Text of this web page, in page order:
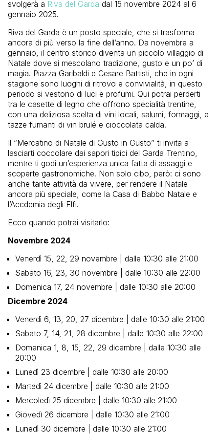
svolgerà a Riva del Garda dal 15 novembre 2024 al 6
gennaio 2025.
Riva del Garda è un posto speciale, che si trasforma
ancora di più verso la fine dell’anno. Da novembre a
gennaio, il centro storico diventa un piccolo villaggio di
Natale dove si mescolano tradizione, gusto e un po’ di
magia. Piazza Garibaldi e Cesare Battisti, che in ogni
stagione sono luoghi di ritrovo e convivialità, in questo
periodo si vestono di luci e profumi. Qui potrai perderti
tra le casette di legno che offrono specialità trentine,
con una deliziosa scelta di vini locali, salumi, formaggi, e
tazze fumanti di vin brulé e cioccolata calda.
Il “Mercatino di Natale di Gusto in Gusto” ti invita a
lasciarti coccolare dai sapori tipici del Garda Trentino,
mentre ti godi un’esperienza unica fatta di assaggi e
scoperte gastronomiche. Non solo cibo, però: ci sono
anche tante attività da vivere, per rendere il Natale
ancora più speciale, come la Casa di Babbo Natale e
l’Accdemia degli Elfi.
Ecco quando potrai visitarlo:
Novembre 2024
Venerdì 15, 22, 29 novembre | dalle 10:30 alle 21:00
Sabato 16, 23, 30 novembre | dalle 10:30 alle 22:00
Domenica 17, 24 novembre | dalle 10:30 alle 20:00
Dicembre 2024
Venerdì 6, 13, 20, 27 dicembre | dalle 10:30 alle 21:00
Sabato 7, 14, 21, 28 dicembre | dalle 10:30 alle 22:00
Domenica 1, 8, 15, 22, 29 dicembre | dalle 10:30 alle
20:00
Lunedì 23 dicembre | dalle 10:30 alle 20:00
Martedì 24 dicembre | dalle 10:30 alle 21:00
Mercoledì 25 dicembre | dalle 10:30 alle 21:00
Giovedì 26 dicembre | dalle 10:30 alle 21:00
Lunedì 30 dicembre | dalle 10:30 alle 21:00